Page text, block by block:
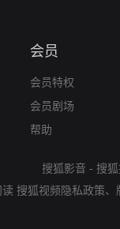
会员
会员特权
会员剧场
帮助
搜狐影音 - 搜
搜狐视频隐私政策、